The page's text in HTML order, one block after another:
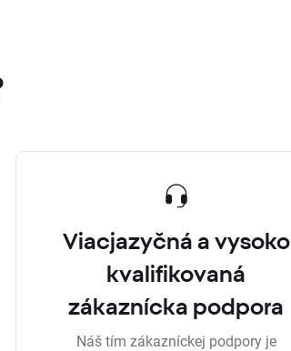
Viacjazyčná a vysoko
kvalifikovaná
zákaznícka podpora
Náš tím zákazníckej podpory je